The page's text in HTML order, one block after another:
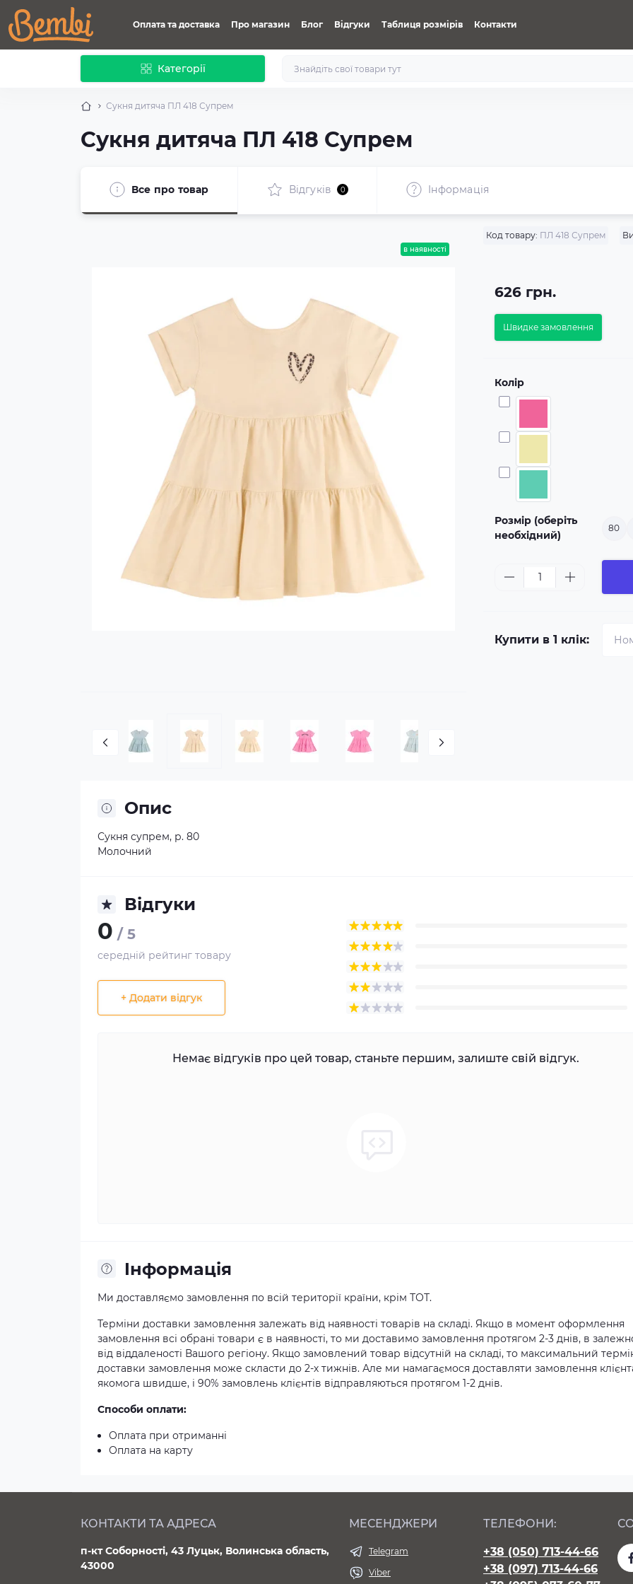
Оплата та доставка Про магазин Блог Відгуки Таблиця розмірів Контакти
Категорії
Сукня дитяча ПЛ 418 Супрем
Сукня дитяча ПЛ 418 Супрем
Все про товар Відгуків 0 Iнформація
в наявності
Код товару: ПЛ 418 Супрем
626 грн.
Швидке замовлення
Колір
Розмір (оберіть
необхідний)
80
Купити в 1 клік:
Опис
Сукня супрем, р. 80
Молочний
Відгуки
0 / 5
середній рейтинг товару
+ Додати відгук
Немає відгуків про цей товар, станьте першим, залиште свій відгук.
Iнформація
Ми доставляємо замовлення по всій території країни, крім ТОТ.
Терміни доставки замовлення залежать від наявності товарів на складі. Якщо в момент оформлення
замовлення всі обрані товари є в наявності, то ми доставимо замовлення протягом 2-3 днів, в
від віддаленості Вашого регіону. Якщо замовлений товар відсутній на складі, то максимальний
доставки замовлення може скласти до 2-х тижнів. Але ми намагаємося доставляти замовлення
якомога швидше, і 90% замовлень клієнтів відправляються протягом 1-2 днів.
Способи оплати:
Оплата при отриманні
Оплата на карту
КОНТАКТИ ТА АДРЕСА
п-кт Соборності, 43 Луцьк, Волинська область,
43000
МЕСЕНДЖЕРИ
Telegram
Viber
ТЕЛЕФОНИ:
+38 (050) 713-44-66
+38 (097) 713-44-66